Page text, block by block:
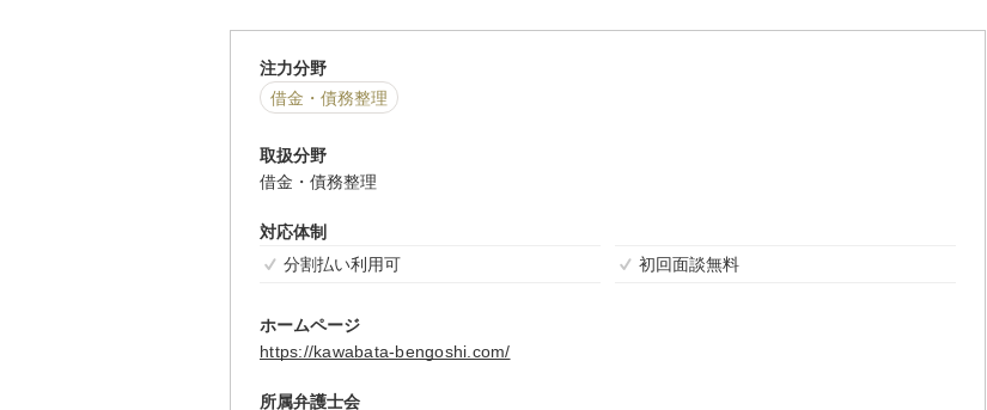
注力分野
借金・債務整理
取扱分野
借金・債務整理
対応体制
分割払い利用可
初回面談無料
ホームページ
https://kawabata-bengoshi.com/
所属弁護士会